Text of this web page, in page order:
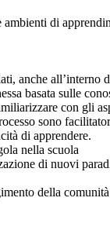
di
anche all’interno
basata sulle
con gli
sono
di apprendere.
nella scuola
di nuovi
della